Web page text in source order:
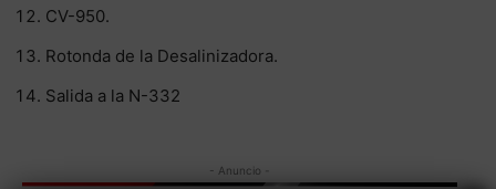
CV-950.
Rotonda de la Desalinizadora.
Salida a la N-332
- Anuncio -